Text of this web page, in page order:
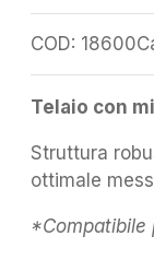
COD: 18600
Telaio con
Struttura
ottimale
*Compatibile